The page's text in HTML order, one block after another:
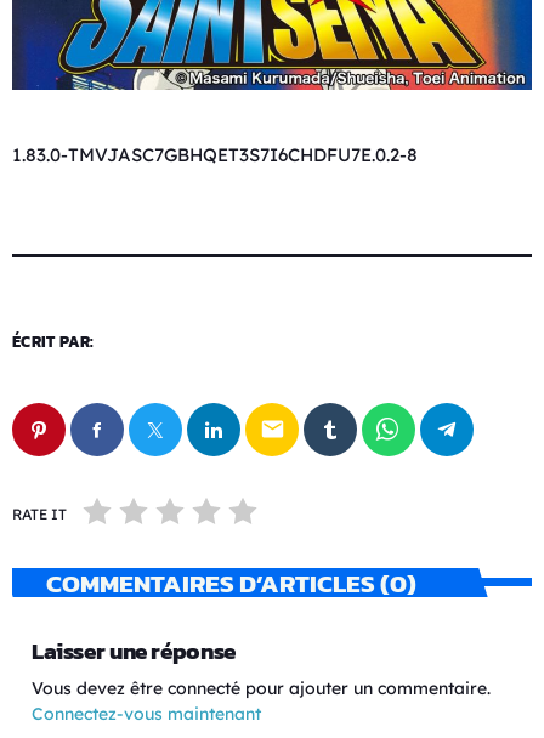
1.83.0-TMVJASC7GBHQET3S7I6CHDFU7E.0.2-8
ÉCRIT PAR:
email
RATE IT
COMMENTAIRES D’ARTICLES (0)
Laisser une réponse
Vous devez être connecté pour ajouter un commentaire.
Connectez-vous maintenant